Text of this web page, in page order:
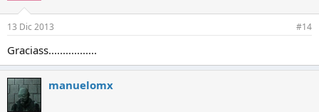
13 Dic 2013 #14
Graciass.................
manuelomx